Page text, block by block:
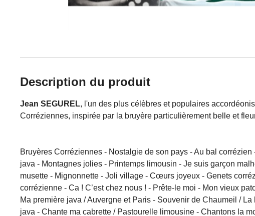
Description du produit
Jean SEGUREL, l'un des plus célèbres et populaires
Corréziennes, inspirée par la bruyère particulièrement belle et
Bruyères Corréziennes - Nostalgie de son pays - Au bal
java - Montagnes jolies - Printemps limousin - Je suis garçon
musette - Mignonnette - Joli village - Cœurs joyeux - Genets
corrézienne - Ca ! C’est chez nous ! - Prête-le moi - Mon vieux
Ma première java / Auvergne et Paris - Souvenir de Chaumeil /
java - Chante ma cabrette / Pastourelle limousine - Chantons la